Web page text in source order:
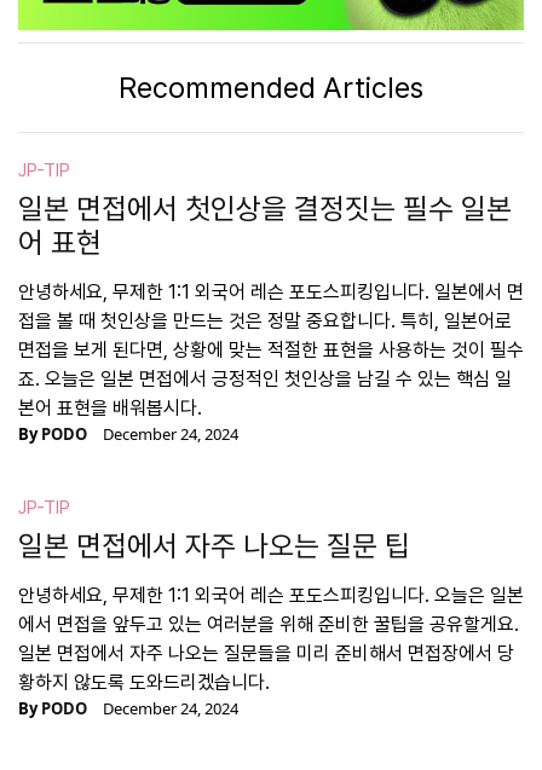
Recommended Articles
JP-TIP
일본 면접에서 첫인상을 결정짓는 필수 일본
어 표현
안녕하세요, 무제한 1:1 외국어 레슨 포도스피킹입니다. 일본에서 면
접을 볼 때 첫인상을 만드는 것은 정말 중요합니다. 특히, 일본어로
면접을 보게 된다면, 상황에 맞는 적절한 표현을 사용하는 것이 필수
죠. 오늘은 일본 면접에서 긍정적인 첫인상을 남길 수 있는 핵심 일
본어 표현을 배워봅시다.
ByPODO December 24, 2024
JP-TIP
일본 면접에서 자주 나오는 질문 팁
안녕하세요, 무제한 1:1 외국어 레슨 포도스피킹입니다. 오늘은 일본
에서 면접을 앞두고 있는 여러분을 위해 준비한 꿀팁을 공유할게요.
일본 면접에서 자주 나오는 질문들을 미리 준비해서 면접장에서 당
황하지 않도록 도와드리겠습니다.
ByPODO December 24, 2024